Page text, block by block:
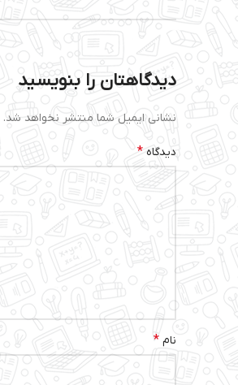
دیدگاهتان را بنویسید
نشانی ایمیل شما منتشر نخواهد شد.
دیدگاه *
نام *